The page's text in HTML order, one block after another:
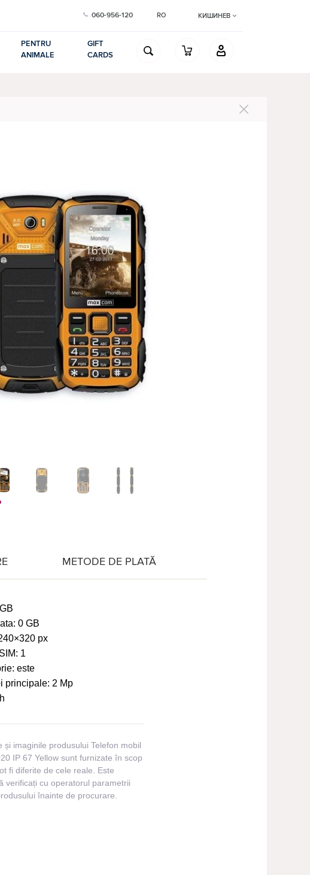
060-956-120 RO КИШИНЕВ
PENTRU
ANIMALE
GIFT
CARDS
METODE DE PLATĂ
0 GB
px
1
este
principale: 2 Mp
și imaginile produsului Telefon mobil
IP 67 Yellow sunt furnizate în scop
fi diferite de cele reale. Este
verificați cu operatorul parametrii
înainte de procurare.